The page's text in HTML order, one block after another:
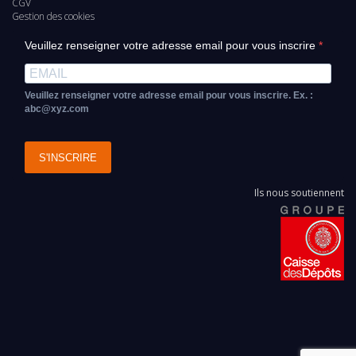
page
CGV
Gestion des cookies
Veuillez renseigner votre adresse email pour vous inscrire
Veuillez renseigner votre adresse email pour vous inscrire. Ex. :
abc@xyz.com
S'INSCRIRE
Ils nous soutiennent